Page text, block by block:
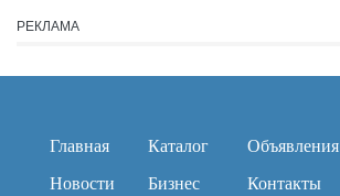
РЕКЛАМА
Главная
Новости
Каталог
Бизнес
Объявления
Контакты